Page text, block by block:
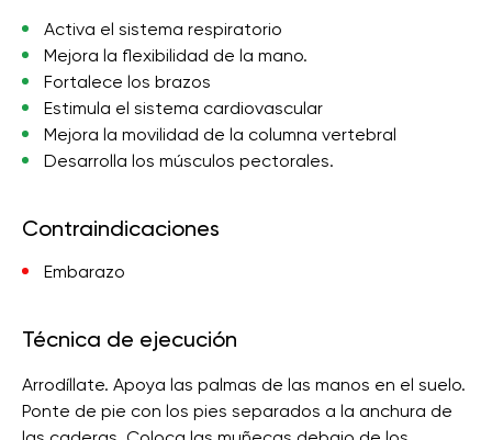
Activa el sistema respiratorio
Mejora la flexibilidad de la mano.
Fortalece los brazos
Estimula el sistema cardiovascular
Mejora la movilidad de la columna vertebral
Desarrolla los músculos pectorales.
Contraindicaciones
Embarazo
Técnica de ejecución
Arrodíllate. Apoya las palmas de las manos en el suelo.
Ponte de pie con los pies separados a la anchura de